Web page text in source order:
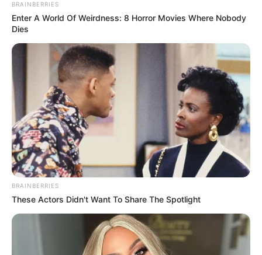
BRAINBERRIES
Enter A World Of Weirdness: 8 Horror Movies Where Nobody
Dies
BRAINBERRIES
These Actors Didn't Want To Share The Spotlight